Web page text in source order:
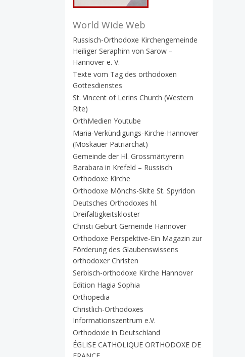
World Wide Web
Russisch-Orthodoxe Kirchengemeinde
Heiliger Seraphim von Sarow –
Hannover e. V.
Texte vom Tag des orthodoxen
Gottesdienstes
St. Vincent of Lerins Church (Western
Rite)
OrthMedien Youtube
Maria-Verkündigungs-Kirche-Hannover
(Moskauer Patriarchat)
Gemeinde der Hl. Grossmärtyrerin
Barabara in Krefeld – Russisch
Orthodoxe Kirche
Orthodoxe Mönchs-Skite St. Spyridon
Deutsches Orthodoxes hl.
Dreifaltigkeitskloster
Christi Geburt Gemeinde Hannover
Orthodoxe Perspektive-Ein Magazin zur
Förderung des Glaubenswissens
orthodoxer Christen
Serbisch-orthodoxe Kirche Hannover
Edition Hagia Sophia
Orthopedia
Christlich-Orthodoxes
Informationszentrum e.V.
Orthodoxie in Deutschland
ÉGLISE CATHOLIQUE ORTHODOXE DE